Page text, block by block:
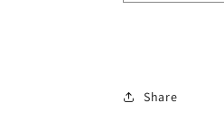
Share